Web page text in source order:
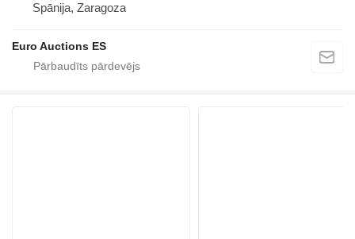
Spānija, Zaragoza
Euro Auctions ES